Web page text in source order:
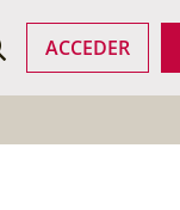
ACCEDER